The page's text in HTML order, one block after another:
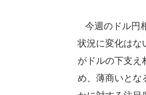
今週のドル円
状況に変化はな
がドルの下支え
め、薄商いとな